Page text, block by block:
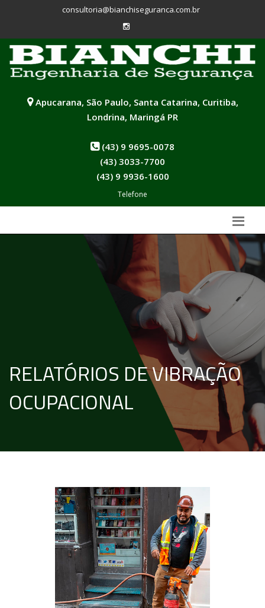
consultoria@bianchiseguranca.com.br
Apucarana, São Paulo, Santa Catarina, Curitiba,
Londrina, Maringá PR
(43) 9 9695-0078
(43) 3033-7700
(43) 9 9936-1600
Telefone
RELATÓRIOS DE VIBRAÇÃO
OCUPACIONAL